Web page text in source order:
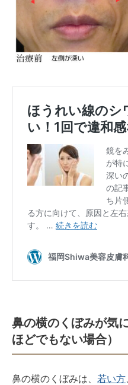
鼻の横のくぼみが気
ほどでもない場合）
鼻の横のくぼみは、 若い方